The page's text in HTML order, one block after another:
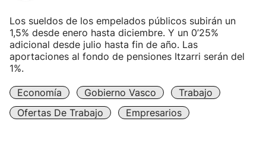
Los sueldos de los empelados públicos subirán un
1,5% desde enero hasta diciembre. Y un 0’25%
adicional desde julio hasta fin de año. Las
aportaciones al fondo de pensiones Itzarri serán del
1%.
Economía Gobierno Vasco
Trabajo
Ofertas De Trabajo
Empresarios